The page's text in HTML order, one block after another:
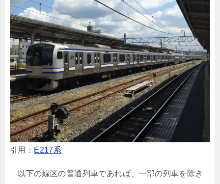
引用： E217系
以下の線区の普通列車であれば、一部の列車を除き